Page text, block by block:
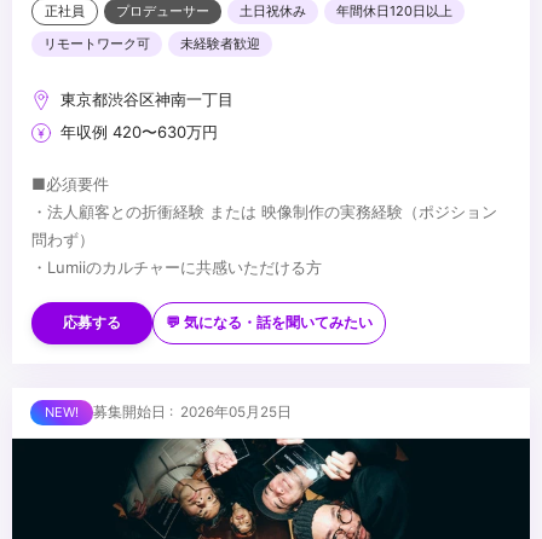
正社員 プロデューサー 土日祝休み
年間休日120日以上
リモートワーク可
未経験者歓迎
東京都渋谷区神南一丁目
年収例 420〜630万円
■必須要件
・法人顧客との折衝経験 または 映像制作の実務経験（ポジション
問わず）
・Lumiiのカルチャーに共感いただける方
・何らかのディレクション経験（業界不問）
・動画／YouTubeに関する知見
・変化を楽しめる方
■求める人物像
・動画の専門スキルを身につけたい方
・信頼する仲間と働きたい方
応募する 💬 気になる・話を聞いてみたい
募集開始日 : 2026年05月25日